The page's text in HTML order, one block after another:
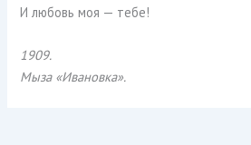
И любовь моя — тебе!
1909.
Мыза «Ивановка».